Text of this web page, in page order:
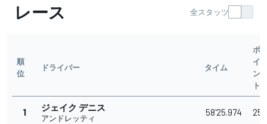
レース 全スタッツ
順
位
ドライバー タイム
ポ
イ
ン
ト
1 ジェイク デニス
アンドレッティ
58'25.974 25